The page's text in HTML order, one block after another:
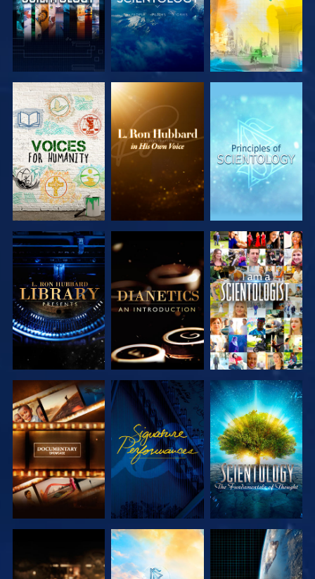
DÉCOUVRIR
LES SÉRIES
DÉCOUVRIR
LES SÉRIES
DÉCOUVRIR
LES SÉRIES
DÉCOUVRIR
LES SÉRIES
DÉCOUVRIR
LES SÉRIES
REGARDER
DÉCOUVRIR
LES SÉRIES
REGARDER
DÉCOUVRIR
LES SÉRIES
DÉCOUVRIR
DÉCOUVRIR
REGARDER